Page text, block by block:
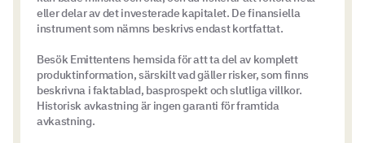
eller delar av det investerade kapitalet. De finansiella
instrument som nämns beskrivs endast kortfattat.
Besök Emittentens hemsida för att ta del av komplett
produktinformation, särskilt vad gäller risker, som finns
beskrivna i faktablad, basprospekt och slutliga villkor.
Historisk avkastning är ingen garanti för framtida
avkastning.